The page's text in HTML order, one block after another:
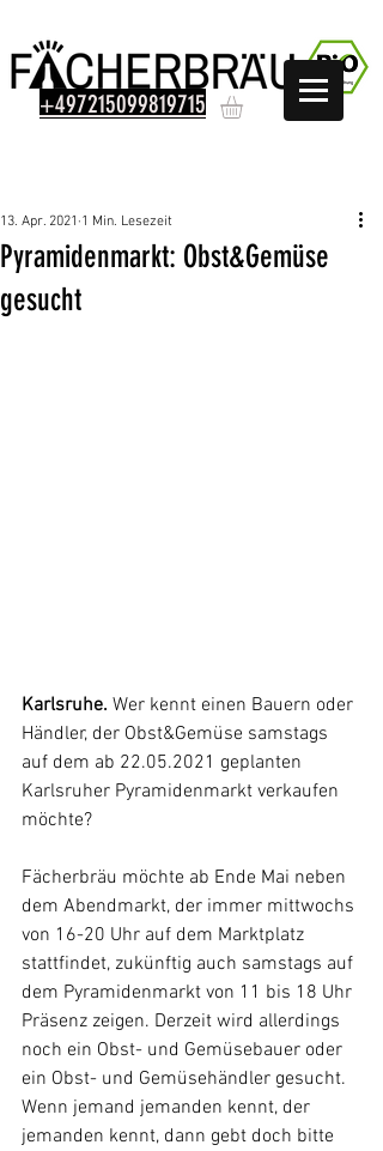
+497215099819715
Pyramidenmarkt: Obst&Gemüse
gesucht
13. Apr. 2021 1 Min. Lesezeit
Karlsruhe. Wer kennt einen Bauern oder
Händler, der Obst&Gemüse samstags
auf dem ab 22.05.2021 geplanten
Karlsruher Pyramidenmarkt verkaufen
möchte?
Fächerbräu möchte ab Ende Mai neben
dem Abendmarkt, der immer mittwochs
von 16-20 Uhr auf dem Marktplatz
stattfindet, zukünftig auch samstags auf
dem Pyramidenmarkt von 11 bis 18 Uhr
Präsenz zeigen. Derzeit wird allerdings
noch ein Obst- und Gemüsebauer oder
ein Obst- und Gemüsehändler gesucht.
Wenn jemand jemanden kennt, der
jemanden kennt, dann gebt doch bitte